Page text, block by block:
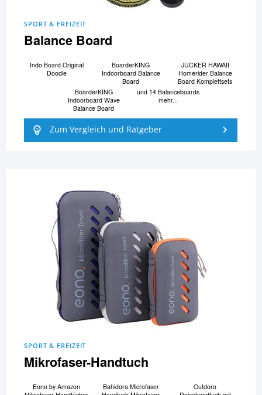
SPORT & FREIZEIT
Balance Board
Indo Board Original
Doodle
BoarderKING
Indoorboard Balance
Board
JUCKER HAWAII
Homerider Balance
Board Komplettsets
BoarderKING
Indoorboard Wave
Balance Board
und 14 Balanceboards
mehr...
Zum Vergleich und Ratgeber
SPORT & FREIZEIT
Mikrofaser-Handtuch
Eono by Amazon
Bahidora Microfaser
Outdoro